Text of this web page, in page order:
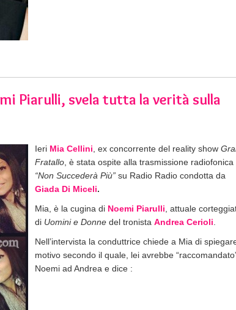
Piarulli, svela tutta la verità sulla
Ieri Mia Cellini , ex concorrente del reality show
Fratallo , è stata ospite alla trasmissione radiofonica
“Non Succederà Più” su Radio Radio condotta da
Giada Di Miceli.
Mia, è la cugina di Noemi Piarulli , attuale
di Uomini e Donne del tronista Andrea Cerioli
Nell’intervista la conduttrice chiede a Mia di
motivo secondo il quale, lei avrebbe
Noemi ad Andrea e dice :